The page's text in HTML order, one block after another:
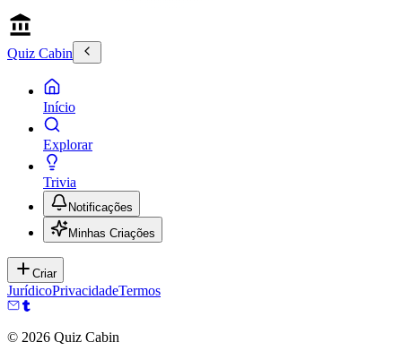
Quiz Cabin
Início
Explorar
Trivia
Notificações
Minhas Criações
Criar
JurídicoPrivacidadeTermos
© 2026 Quiz Cabin